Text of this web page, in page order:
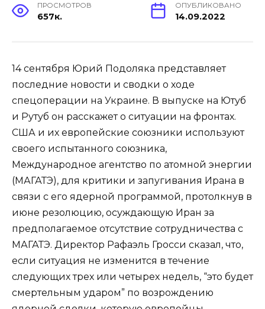
ПРОСМОТРОВ
657к.
ОПУБЛИКОВАНО
14.09.2022
14 сентября Юрий Подоляка представляет
последние новости и сводки о ходе
спецоперации на Украине. В выпуске на Ютуб
и Рутуб он расскажет о ситуации на фронтах.
США и их европейские союзники используют
своего испытанного союзника,
Международное агентство по атомной энергии
(МАГАТЭ), для критики и запугивания Ирана в
связи с его ядерной программой, протолкнув в
июне резолюцию, осуждающую Иран за
предполагаемое отсутствие сотрудничества с
МАГАТЭ. Директор Рафаэль Гросси сказал, что,
если ситуация не изменится в течение
следующих трех или четырех недель, “это будет
смертельным ударом” по возрождению